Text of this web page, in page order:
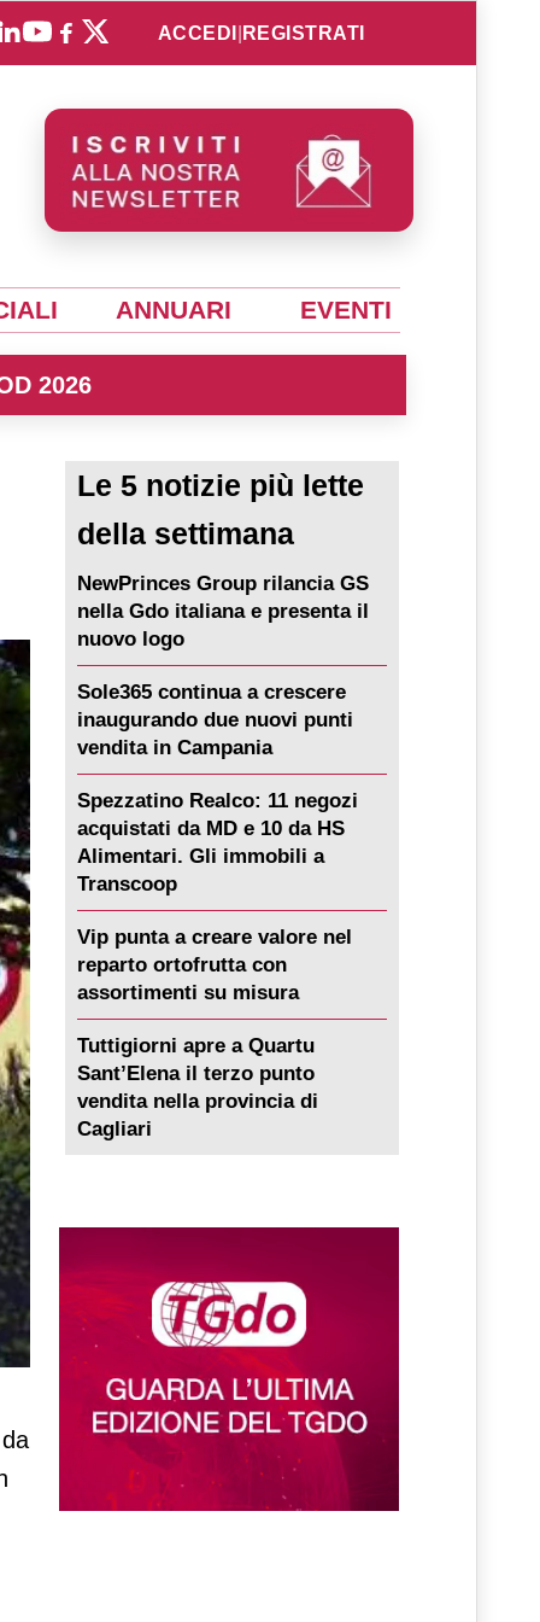
ACCEDI REGISTRATI
ANNUARI EVENTI
2026
Le 5 notizie più lette
della settimana
NewPrinces Group rilancia GS
nella Gdo italiana e presenta il
nuovo logo
Sole365 continua a crescere
inaugurando due nuovi punti
vendita in Campania
Spezzatino Realco: 11 negozi
acquistati da MD e 10 da HS
Alimentari. Gli immobili a
Transcoop
Vip punta a creare valore nel
reparto ortofrutta con
assortimenti su misura
Tuttigiorni apre a Quartu
Sant’Elena il terzo punto
vendita nella provincia di
Cagliari